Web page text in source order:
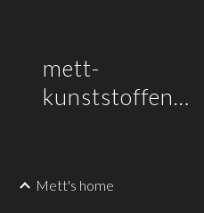
mett-
kunststoffen.nl
Mett's home